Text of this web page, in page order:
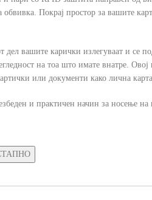
Покрај простор за вашите
вашите карички излегуваат и се
на тоа што имате внатре. Овој
или документи како лична
и практичен начин за носење